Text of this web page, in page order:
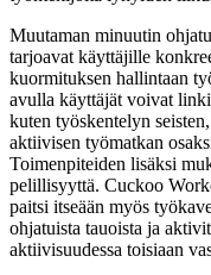
Muutaman minuutin
tarjoavat käyttäjille
kuormituksen hallintaan
avulla käyttäjät voivat
kuten työskentelyn
aktiivisen työmatkan
Toimenpiteiden lisäksi
pelillisyyttä. Cuckoo
paitsi itseään myös
ohjatuista tauoista ja
aktiivisuudessa toisiaan